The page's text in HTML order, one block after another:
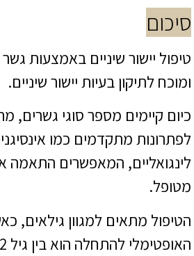
סיכום
טיפול יישור שיניים באמצעות גשר
ומוכח לתיקון בעיות יישור שיניים.
כיום קיימים מספר סוגי גשרים,
לפתרונות מתקדמים כמו
לינגואליים, המאפשרים התאמה
מטופל.
הטיפול מתאים למגוון גילאים,